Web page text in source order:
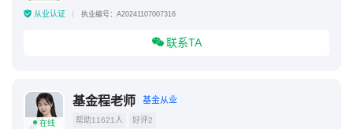
从业认证 执业编号：A20241107007316
联系TA
在线
基金程老师 基金从业
帮助11621人 好评2